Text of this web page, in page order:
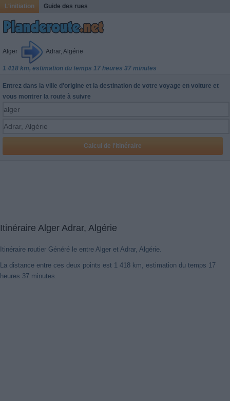
L'initiation Guide des rues
Alger Adrar, Algérie
1 418 km, estimation du temps 17 heures 37 minutes
Entrez dans la ville d'origine et la destination de votre voyage en voiture et
vous montrer la route à suivre
Itinéraire Alger Adrar, Algérie
Itinéraire routier Généré le entre Alger et Adrar, Algérie.
La distance entre ces deux points est 1 418 km, estimation du temps 17
heures 37 minutes.